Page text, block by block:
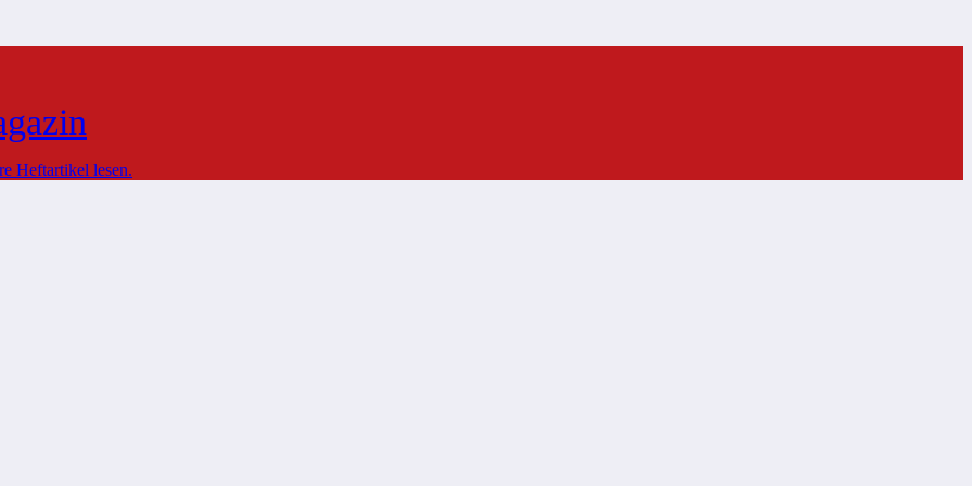
Heftartikel lesen.